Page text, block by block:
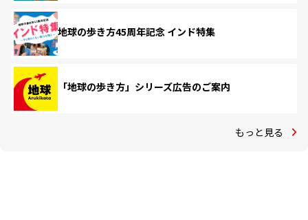
地球の歩き方45周年記念 インド特集
「地球の歩き方」シリーズ広告のご案内
もっと見る